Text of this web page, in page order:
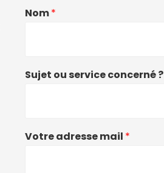
Nom*
Sujet ou service concerné ?
Votre adresse mail *